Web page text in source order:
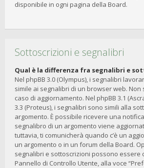
disponibile in ogni pagina della Board.
Sottoscrizioni e segnalibri
Qual è la differenza fra segnalibri e
Nel phpBB 3.0 (Olympus), i segnalibri
simile ai segnalibri di un browser web. Non
caso di aggiornamento. Nel phpBB 3.1
3.3 (Proteus), i segnalibri sono simili alla
argomento. È possibile ricevere una
segnalibro di un argomento viene
tuttavia, ti comunicherà quando c’è un
un argomento o in un forum della Board.
segnalibri e sottoscrizioni possono essere
Pannello di Controllo Utente, alla voce